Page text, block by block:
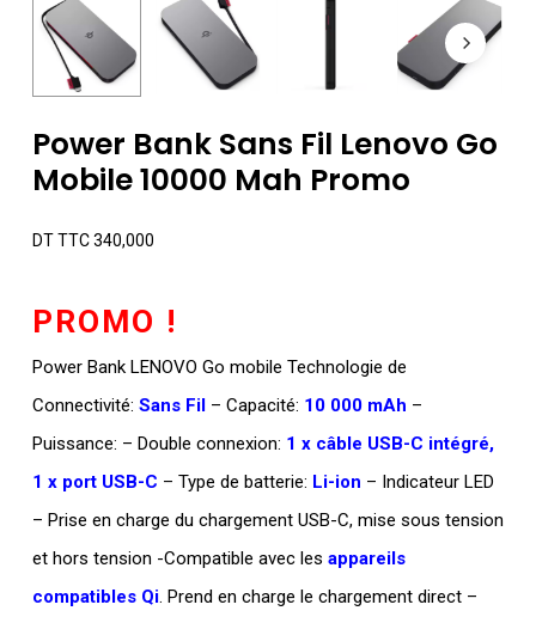
Power Bank Sans Fil Lenovo Go
Mobile 10000 Mah Promo
DT TTC340,000
PROMO !
Power Bank LENOVO Go mobile Technologie de
Connectivité: Sans Fil – Capacité: 10 000 mAh –
Puissance: – Double connexion: 1 x câble USB-C intégré,
1 x port USB-C – Type de batterie: Li-ion – Indicateur LED
– Prise en charge du chargement USB-C, mise sous tension
et hors tension -Compatible avec les appareils
compatibles Qi. Prend en charge le chargement direct –